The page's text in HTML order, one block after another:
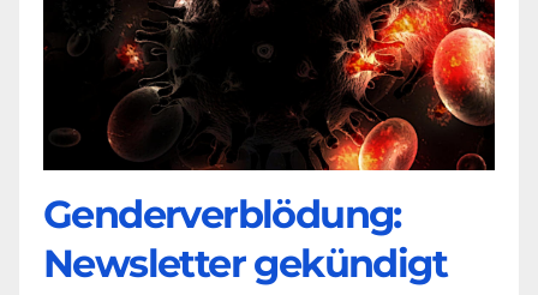
Genderverblödung:
Newsletter gekündigt